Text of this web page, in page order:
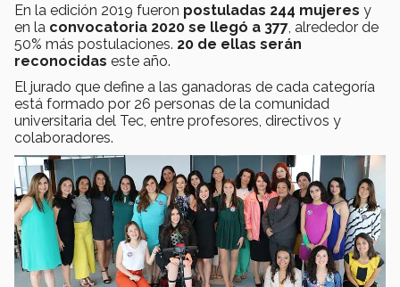
En la edición 2019 fueron postuladas 244 mujeres y
en la convocatoria 2020 se llegó a 377 , alrededor de
50% más postulaciones. 20 de ellas serán
reconocidas este año.
El jurado que define a las ganadoras de cada categoría
está formado por 26 personas de la comunidad
universitaria del Tec, entre profesores, directivos y
colaboradores.